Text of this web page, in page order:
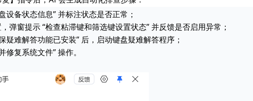
备状态信息” 并标注状态是否正常；
窗提示 “检查粘滞键和筛选键设置状态” 并反馈是否启用异常；
难解答功能已安装” 后，启动键盘疑难解答程序；
复系统文件” 操作。